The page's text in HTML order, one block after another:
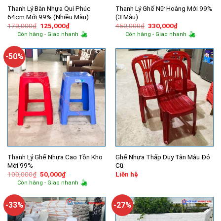
Thanh Lý Bàn Nhựa Qui Phúc
64cm Mới 99% (Nhiều Màu)
170,000₫ Giá
gốc
là:
125,000₫Giá
hiện
tại
125,000₫.
Còn hàng - Giao nhanh
Thanh Lý Ghế Nữ Hoàng Mới 99%
(3 Màu)
450,000₫ Giá
gốc
là:
330,000₫Giá
hiện
tại
330,000₫.
Còn hàng - Giao nhanh
-50%
Thanh Lý Ghế Nhựa Cao Tồn Kho
Mới 99%
100,000₫ Giá
gốc
là:
50,000₫Giá
hiện
tại
50,000₫.
Còn hàng - Giao nhanh
Ghế Nhựa Thấp Duy Tân Màu Đỏ
Cũ
Liên hệ
-33% -27%